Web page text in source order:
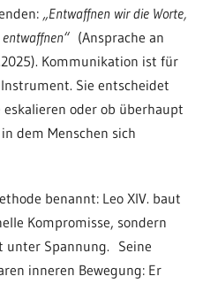
„Entwaffnen wir die Worte,
(Ansprache an
Kommunikation ist für
Sie entscheidet
oder ob überhaupt
dem Menschen sich
benannt: Leo XIV. baut
Kompromisse, sondern
unter Spannung. Seine
inneren Bewegung: Er